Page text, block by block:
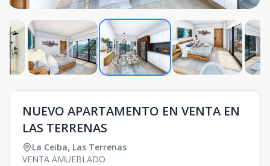
NUEVO APARTAMENTO EN VENTA EN
LAS TERRENAS
La Ceiba, Las Terrenas
VENTA AMUEBLADO